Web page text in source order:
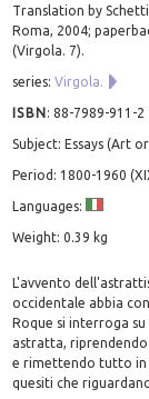
Translation by
Roma, 2004;
(Virgola. 7).
series:Virgola.
ISBN:88-7989-911-2
Subject: Essays (Art
Period: 1800-1960
Languages:
Weight: 0.39 kg
L'avvento
occidentale abbia
Roque si interroga
astratta,
e rimettendo tutto in
quesiti che